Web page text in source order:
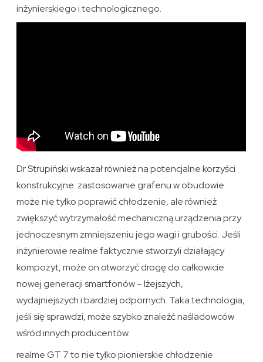
inżynierskiego i technologicznego.
Dr Strupiński wskazał również na potencjalne korzyści
konstrukcyjne: zastosowanie grafenu w obudowie
może nie tylko poprawić chłodzenie, ale również
zwiększyć wytrzymałość mechaniczną urządzenia przy
jednoczesnym zmniejszeniu jego wagi i grubości. Jeśli
inżynierowie realme faktycznie stworzyli działający
kompozyt, może on otworzyć drogę do całkowicie
nowej generacji smartfonów – lżejszych,
wydajniejszych i bardziej odpornych. Taka technologia,
jeśli się sprawdzi, może szybko znaleźć naśladowców
wśród innych producentów.
realme GT 7 to nie tylko pionierskie chłodzenie